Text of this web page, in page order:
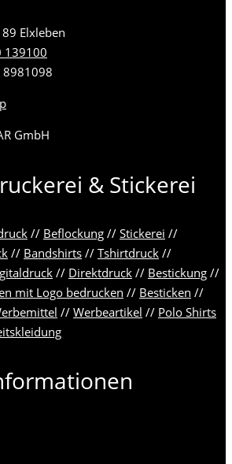
Elxleben
139100
8981098
GmbH
& Stickerei
// Beflockung // Stickerei //
// Bandshirts // Tshirtdruck //
// Direktdruck // Bestickung //
mit Logo bedrucken // Besticken //
// Werbeartikel // Polo Shirts